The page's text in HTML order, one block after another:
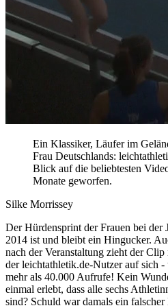
Ein Klassiker, Läufer im
Frau Deutschlands:
Blick auf die beliebtesten
Monate geworfen.
Silke Morrissey
Der Hürdensprint der Frauen bei der
2014 ist und bleibt ein Hingucker.
nach der Veranstaltung zieht der
der leichtathletik.de-Nutzer auf sich
mehr als 40.000 Aufrufe! Kein
einmal erlebt, dass alle sechs
sind? Schuld war damals ein falscher